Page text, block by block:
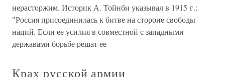
нерасторжим. Историк А. Тойнби указывал в 1915 г.:
"Россия присоединилась к битве на стороне свободы
наций. Если ее усилия в совместной с западными
державами борьбе решат ее
Крах русской армии